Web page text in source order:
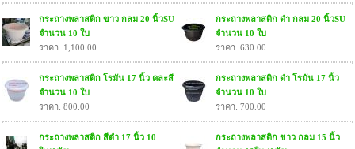
กระถางพลาสติก ขาว กลม 20 นิ้วSU
จำนวน 10 ใบ
ราคา: 1,100.00
กระถางพลาสติก ดำ กลม 20 นิ้วSU
จำนวน 10 ใบ
ราคา: 630.00
กระถางพลาสติก โรมัน 17 นิ้ว คละสี
จำนวน 10 ใบ
ราคา: 800.00
กระถางพลาสติก ดำ โรมัน 17 นิ้ว
จำนวน 10 ใบ
ราคา: 700.00
กระถางพลาสติก สีดำ 17 นิ้ว 10
กระถางพลาสติก ขาว กลม 15 นิ้ว